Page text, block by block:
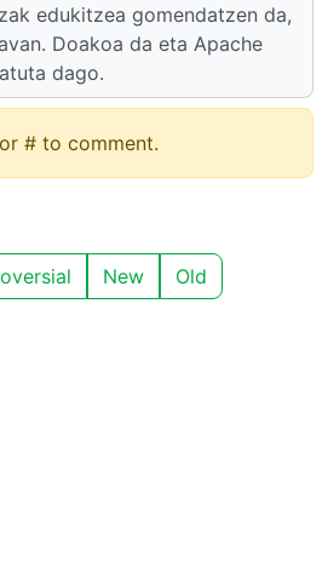
edukitzea gomendatzen da,
Doakoa da eta Apache
dago.
or # to comment.
New Old